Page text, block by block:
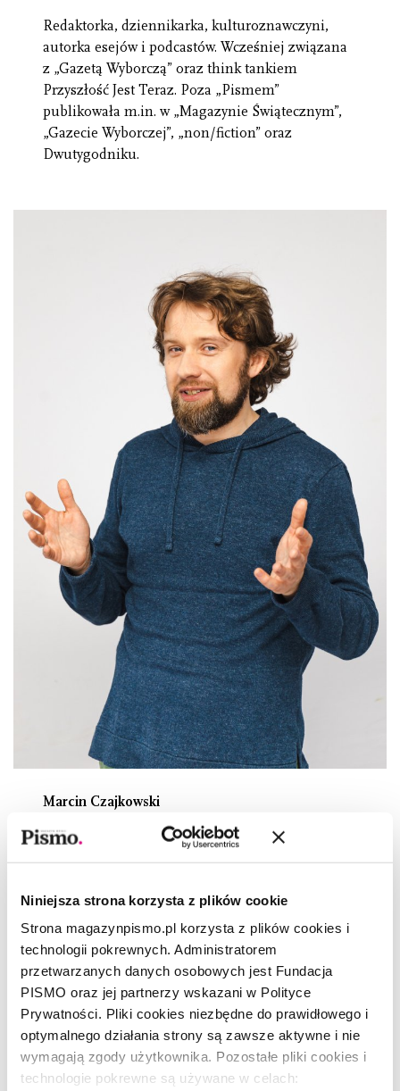
Niniejsza strona korzysta z plików cookie
Strona magazynpismo.pl korzysta z plików cookies i
technologii pokrewnych. Administratorem
przetwarzanych danych osobowych jest Fundacja
PISMO oraz jej partnerzy wskazani w Polityce
Prywatności. Pliki cookies niezbędne do prawidłowego i
optymalnego działania strony są zawsze aktywne i nie
wymagają zgody użytkownika. Pozostałe pliki cookies i
technologie pokrewne są używane w celach:
Redaktorka, dziennikarka, kulturoznawczyni,
autorka esejów i podcastów. Wcześniej związana
z „Gazetą Wyborczą” oraz think tankiem
Przyszłość Jest Teraz. Poza „Pismem”
publikowała m.in. w „Magazynie Świątecznym”,
„Gazecie Wyborczej”, „non/fiction” oraz
Dwutygodniku.
Marcin Czajkowski
redaktor ds. weryfikacji informacji
Publikował m.in. w „Mówią Wieki”, „Newsweeku”,
W „Piśmie” odpowiada za redakcję językową,
fact-checking wszystkich treści publikowanych
drukiem, w wersji cyfrowej i audio oraz za
dziennikarstwo danych.